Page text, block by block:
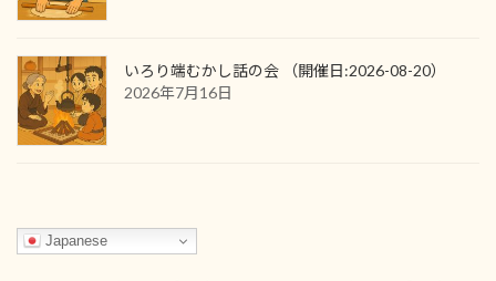
いろり端むかし話の会 （開催日:2026-08-20）
2026年7月16日
Japanese